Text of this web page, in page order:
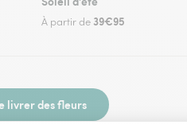
À partir de 39€95
livrer des fleurs